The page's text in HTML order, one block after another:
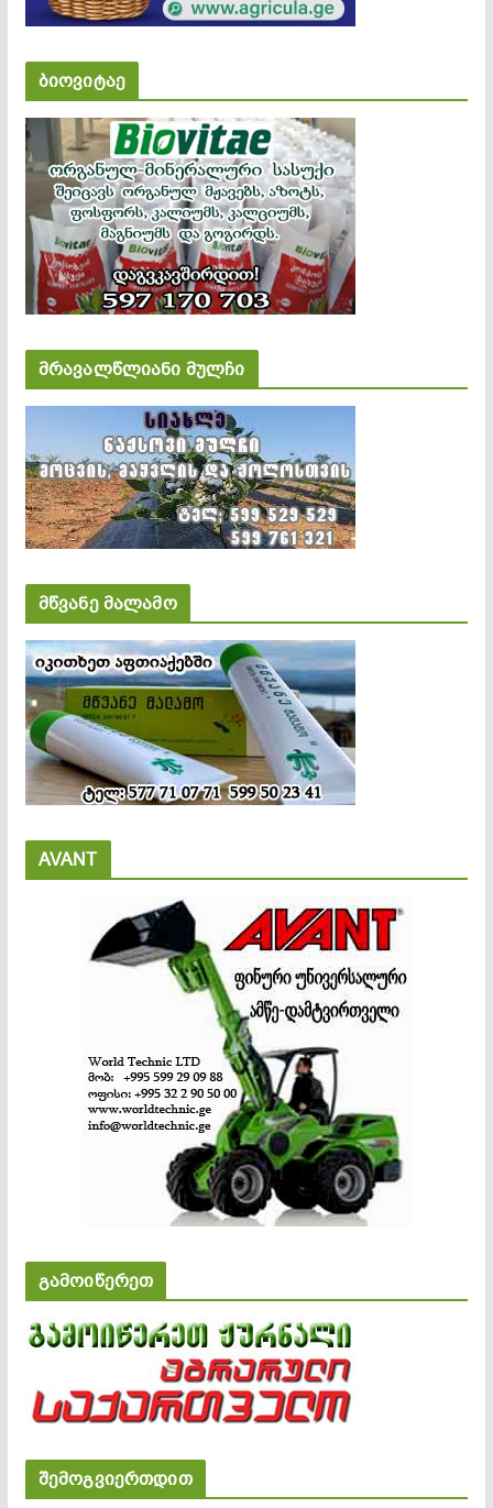
ბიოვიტაე
მრავალწლიანი მულჩი
მწვანე მალამო
AVANT
გამოიწერეთ
შემოგვიერთდით